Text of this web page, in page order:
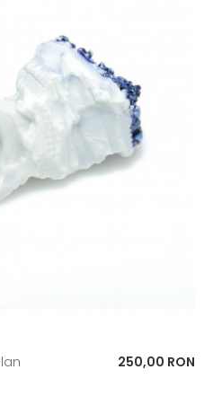
Pret
250,00 RON